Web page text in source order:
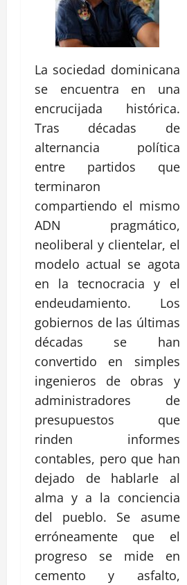
La sociedad dominicana
se encuentra en una
encrucijada histórica.
Tras décadas de
alternancia política
entre partidos que
terminaron
compartiendo el mismo
ADN pragmático,
neoliberal y clientelar, el
modelo actual se agota
en la tecnocracia y el
endeudamiento. Los
gobiernos de las últimas
décadas se han
convertido en simples
ingenieros de obras y
administradores de
presupuestos que
rinden informes
contables, pero que han
dejado de hablarle al
alma y a la conciencia
del pueblo. Se asume
erróneamente que el
progreso se mide en
cemento y asfalto,